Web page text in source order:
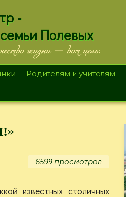
-
Полевых
жизни — вот цель.
Родителям и учителям
6599 просмотров
известных столичных